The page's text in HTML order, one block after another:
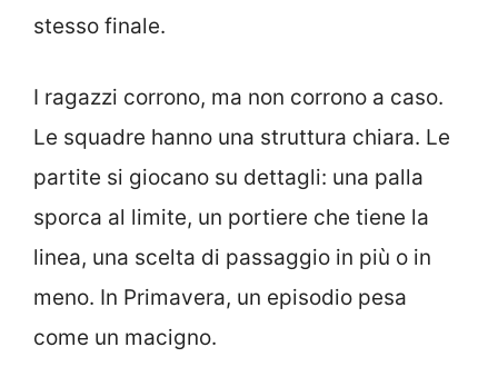
stesso finale.
I ragazzi corrono, ma non corrono a caso.
Le squadre hanno una struttura chiara. Le
partite si giocano su dettagli: una palla
sporca al limite, un portiere che tiene la
linea, una scelta di passaggio in più o in
meno. In Primavera, un episodio pesa
come un macigno.